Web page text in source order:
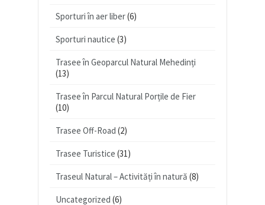
Sporturi în aer liber(6)
Sporturi nautice (3)
Trasee în Geoparcul Natural Mehedinți
(13)
Trasee în Parcul Natural Porțile de Fier
(10)
Trasee Off-Road (2)
Trasee Turistice (31)
Traseul Natural – Activități în natură (8)
Uncategorized (6)